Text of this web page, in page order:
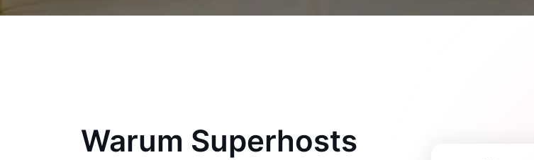
Warum Superhosts